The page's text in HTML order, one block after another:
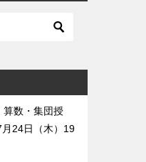
算数・集団授
24日（木）19